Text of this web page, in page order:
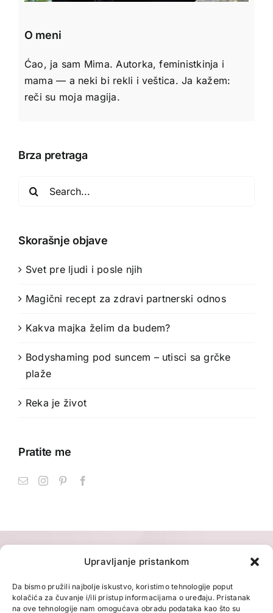
Upravljanje pristankom
Da bismo pružili najbolje iskustvo, koristimo tehnologije poput
kolačića za čuvanje i/ili pristup informacijama o uređaju. Pristanak
na ove tehnologije nam omogućava obradu podataka kao što su
O meni
Ćao, ja sam Mima. Autorka, feministkinja i
mama — a neki bi rekli i veštica. Ja kažem:
reči su moja magija.
Brza pretraga
Skorašnje objave
Svet pre ljudi i posle njih
Magični recept za zdravi partnerski odnos
Kakva majka želim da budem?
Bodyshaming pod suncem – utisci sa grčke
plaže
Reka je život
Pratite me